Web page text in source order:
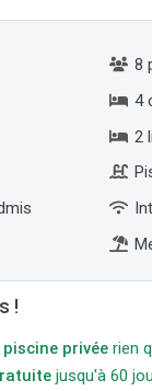
8
4
2
!
piscine privée rien
jusqu'à 60